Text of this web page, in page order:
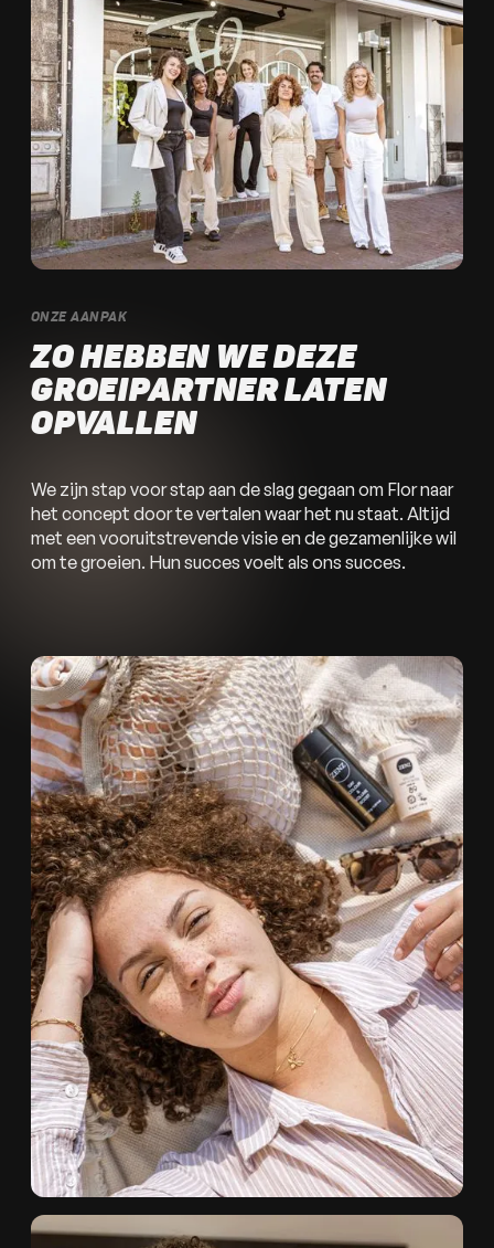
ONZE AANPAK
ZO HEBBEN WE DEZE
GROEIPARTNER LATEN
OPVALLEN
We zijn stap voor stap aan de slag gegaan om Flor naar
het concept door te vertalen waar het nu staat. Altijd
met een vooruitstrevende visie en de gezamenlijke wil
om te groeien. Hun succes voelt als ons succes.